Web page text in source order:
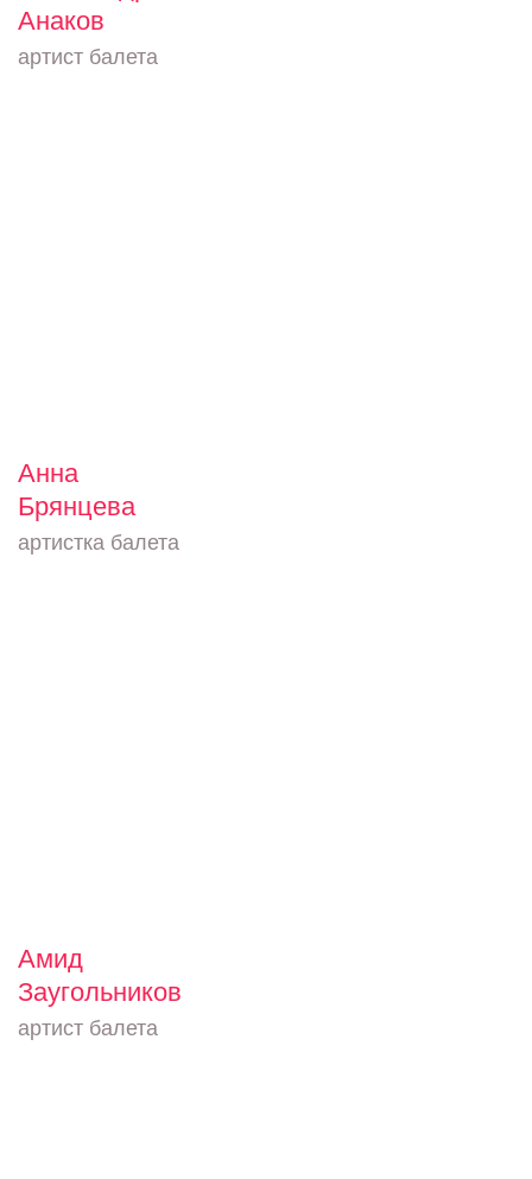
Анаков
артист балета
Анна
Брянцева
артистка балета
Амид
Заугольников
артист балета